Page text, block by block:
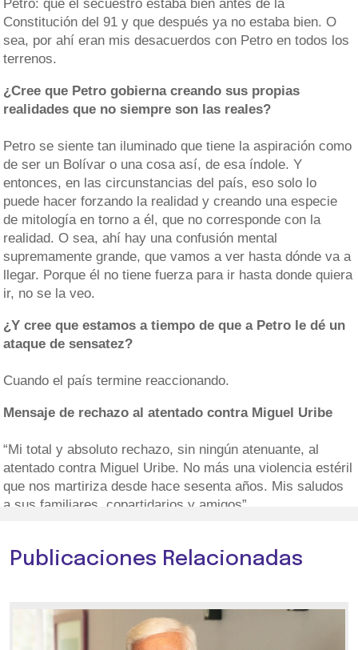
Petro: que el secuestro estaba bien antes de la
Constitución del 91 y que después ya no estaba bien. O
sea, por ahí eran mis desacuerdos con Petro en todos los
terrenos.
¿Cree que Petro gobierna creando sus propias
realidades que no siempre son las reales?
Petro se siente tan iluminado que tiene la aspiración como
de ser un Bolívar o una cosa así, de esa índole. Y
entonces, en las circunstancias del país, eso solo lo
puede hacer forzando la realidad y creando una especie
de mitología en torno a él, que no corresponde con la
realidad. O sea, ahí hay una confusión mental
supremamente grande, que vamos a ver hasta dónde va a
llegar. Porque él no tiene fuerza para ir hasta donde quiera
ir, no se la veo.
¿Y cree que estamos a tiempo de que a Petro le dé un
ataque de sensatez?
Cuando el país termine reaccionando.
Mensaje de rechazo al atentado contra Miguel Uribe
“Mi total y absoluto rechazo, sin ningún atenuante, al
atentado contra Miguel Uribe. No más una violencia estéril
que nos martiriza desde hace sesenta años. Mis saludos
a sus familiares, copartidarios y amigos”.
Publicaciones Relacionadas